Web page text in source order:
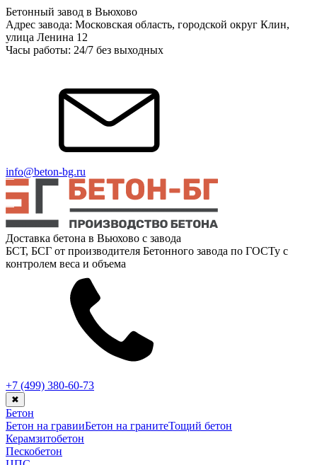
Бетонный завод в Вьюхово
Адрес завода: Московская область, городской округ Клин,
улица Ленина 12
Часы работы: 24/7 без выходных
info@beton-bg.ru
Доставка бетона в Вьюхово с завода
БСТ, БСГ от производителя Бетонного завода по ГОСТу с
контролем веса и объема
+7 (499) 380-60-73
✖
Бетон
Бетон на гравииБетон на гранитеТощий бетон
Керамзитобетон
Пескобетон